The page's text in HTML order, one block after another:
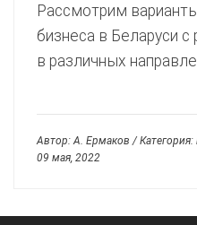
Рассмотрим
бизнеса в Беларуси
в различных
Автор: А. Ермаков /
09 мая, 2022